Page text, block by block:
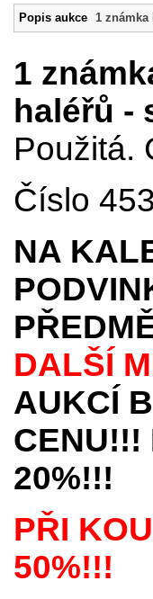
Popis aukce 1 známka
1
haléřů -
Použitá.
Číslo
NA
DALŠÍ
AUKCÍ
CENU!!!
20%!!!
PŘI
50%!!!